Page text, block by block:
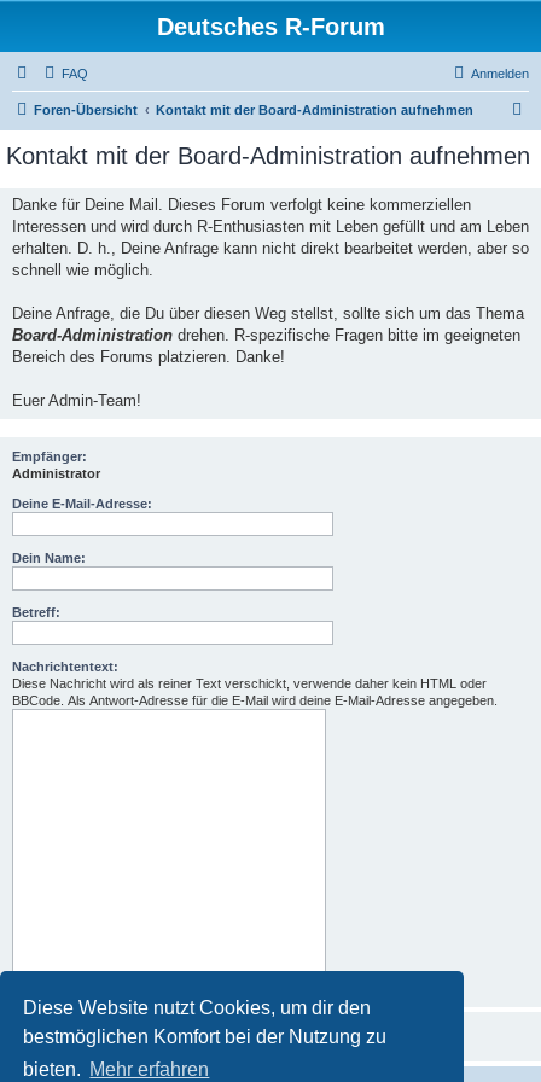
Diese Website nutzt Cookies, um dir den
bestmöglichen Komfort bei der Nutzung zu
bieten. Mehr erfahren
Deutsches R-Forum
FAQ Anmelden
Foren-Übersicht Kontakt mit der Board-Administration aufnehmen
c
e
Kontakt mit der Board-Administration aufnehmen
Danke für Deine Mail. Dieses Forum verfolgt keine kommerziellen
Interessen und wird durch R-Enthusiasten mit Leben gefüllt und am Leben
erhalten. D. h., Deine Anfrage kann nicht direkt bearbeitet werden, aber so
schnell wie möglich.
Deine Anfrage, die Du über diesen Weg stellst, sollte sich um das Thema
Board-Administration drehen. R-spezifische Fragen bitte im geeigneten
Bereich des Forums platzieren. Danke!
Euer Admin-Team!
Empfänger:
Administrator
Deine E-Mail-Adresse:
Dein Name:
Betreff:
Nachrichtentext:
Diese Nachricht wird als reiner Text verschickt, verwende daher kein HTML oder
BBCode. Als Antwort-Adresse für die E-Mail wird deine E-Mail-Adresse angegeben.